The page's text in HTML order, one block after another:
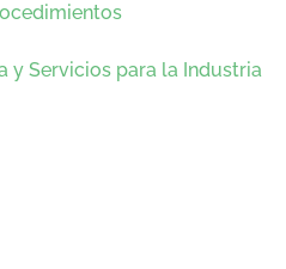
y Servicios para la Industria